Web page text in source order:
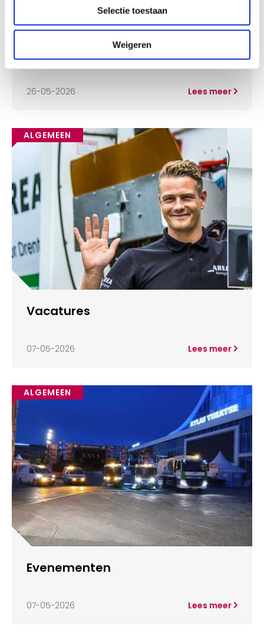
Selectie toestaan
Weigeren
Voorkom geurtjes!
26-05-2026 Lees meer
ALGEMEEN
Vacatures
07-05-2026 Lees meer
ALGEMEEN
Evenementen
07-05-2026 Lees meer